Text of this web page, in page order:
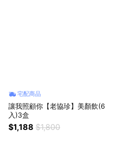
宅配商品
讓我照顧你【老協珍】美顏飲(6
入)3盒
$1,188 $1,800